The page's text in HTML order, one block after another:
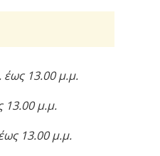
13.00 μ.μ.
13.00 μ.μ.
13.00 μ.μ.